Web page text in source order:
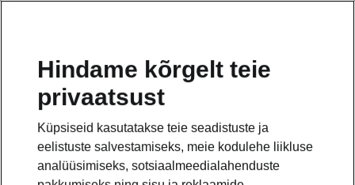
Hindame kõrgelt teie
privaatsust
Küpsiseid kasutatakse teie seadistuste ja
eelistuste salvestamiseks, meie kodulehe liikluse
analüüsimiseks, sotsiaalmeedialahenduste